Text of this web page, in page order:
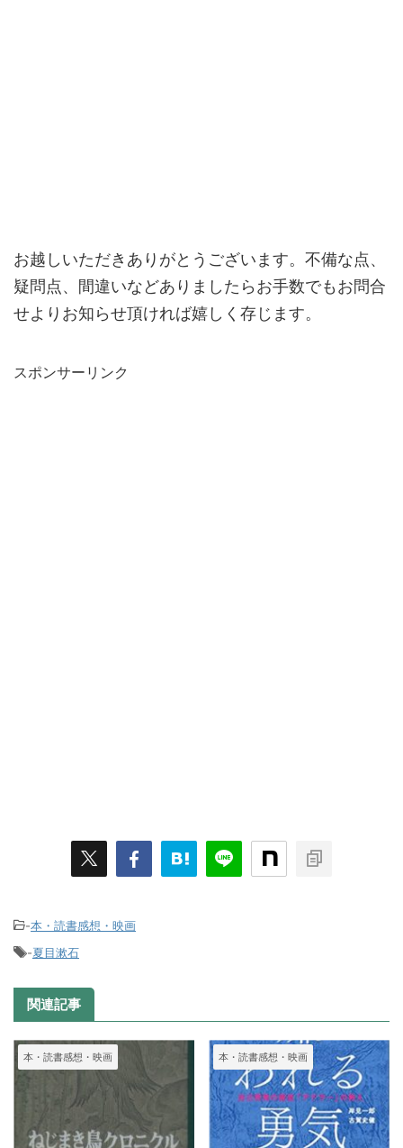
お越しいただきありがとうございます。不備な点、
疑問点、間違いなどありましたらお手数でもお問合
せよりお知らせ頂ければ嬉しく存じます。
スポンサーリンク
-本・読書感想・映画
-夏目漱石
関連記事
本・読書感想・映画 本・読書感想・映画